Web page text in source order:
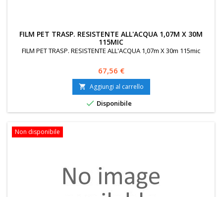
FILM PET TRASP. RESISTENTE ALL'ACQUA 1,07M X 30M
115MIC
FILM PET TRASP. RESISTENTE ALL'ACQUA 1,07m X 30m 115mic
Prezzo
67,56 €
 Aggiungi al carrello
 Disponibile
Non disponibile